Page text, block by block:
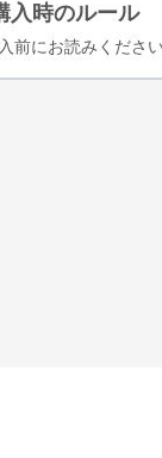
入時のルール
前にお読みください